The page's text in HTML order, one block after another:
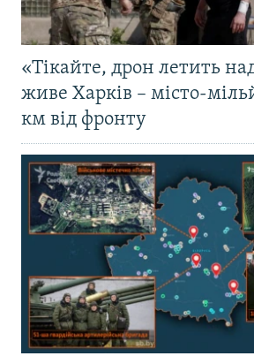
«Тікайте, дрон летить
живе Харків – місто-
км від фронту